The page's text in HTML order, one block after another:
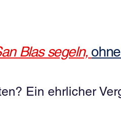
Blas segeln,
Ein ehrlicher